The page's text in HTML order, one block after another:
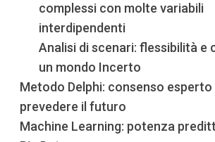
complessi con molte variabili
interdipendenti
Analisi di scenari: flessibilità e
un mondo Incerto
Metodo Delphi: consenso esperto
prevedere il futuro
Machine Learning: potenza